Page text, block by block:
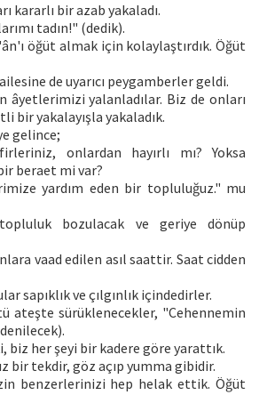
kararlı bir azab yakaladı.
tadın!" (dedik).
öğüt almak için kolaylaştırdık. Öğüt
de uyarıcı peygamberler geldi.
âyetlerimizi yalanladılar. Biz de onları
bir yakalayışla yakaladık.
gelince;
onlardan hayırlı mı? Yoksa
beraet mi var?
yardım eden bir topluluğuz." mu
bozulacak ve geriye dönüp
vaad edilen asıl saattir. Saat cidden
sapıklık ve çılgınlık içindedirler.
ateşte sürüklenecekler, "Cehennemin
biz her şeyi bir kadere göre yarattık.
bir tekdir, göz açıp yumma gibidir.
benzerlerinizi hep helak ettik. Öğüt